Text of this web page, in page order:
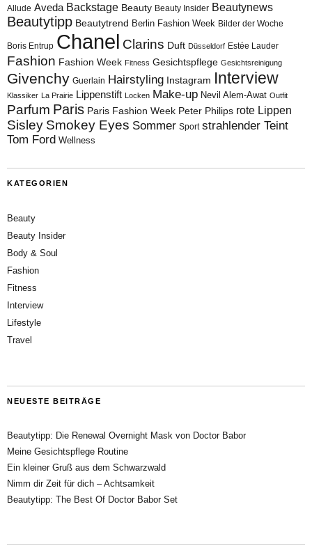
Allude Aveda Backstage Beauty Beauty Insider Beautynews
Beautytipp Beautytrend Berlin Fashion Week Bilder der Woche
Boris Entrup Chanel Clarins Duft Düsseldorf Estée Lauder
Fashion Fashion Week Fitness Gesichtspflege Gesichtsreinigung
Givenchy Guerlain Hairstyling Instagram Interview
Klassiker La Prairie Lippenstift Locken Make-up Nevil Alem-Awat Outfit
Parfum Paris Paris Fashion Week Peter Philips rote Lippen
Sisley Smokey Eyes Sommer Sport strahlender Teint
Tom Ford Wellness
KATEGORIEN
Beauty
Beauty Insider
Body & Soul
Fashion
Fitness
Interview
Lifestyle
Travel
NEUESTE BEITRÄGE
Beautytipp: Die Renewal Overnight Mask von Doctor Babor
Meine Gesichtspflege Routine
Ein kleiner Gruß aus dem Schwarzwald
Nimm dir Zeit für dich – Achtsamkeit
Beautytipp: The Best Of Doctor Babor Set